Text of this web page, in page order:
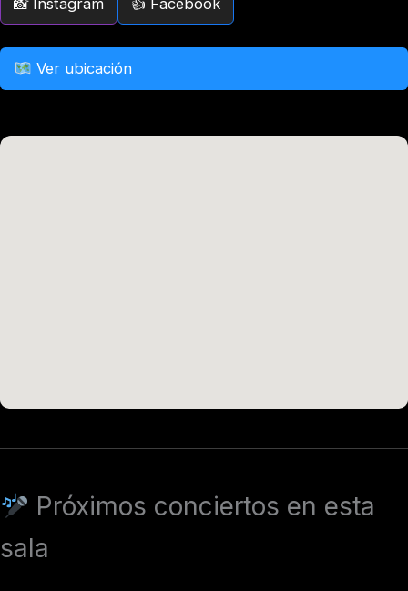
Instagram Facebook
Ver ubicación
Próximos conciertos en esta
sala